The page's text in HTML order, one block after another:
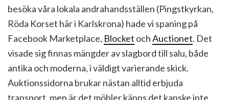
besöka våra lokala andrahandsställen (Pingstkyrkan,
Röda Korset här i Karlskrona) hade vi spaning på
Facebook Marketplace, Blocket ochAuctionet. Det
visade sig finnas mängder av slagbord till salu, både
antika och moderna, i väldigt varierande skick.
Auktionssidorna brukar nästan alltid erbjuda
transport, men är det möbler känns det kanske inte